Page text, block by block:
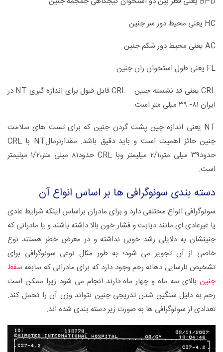
HC یعنی محیط دور سر جنین
AC یعنی محیط دور شکم جنین
FL یعنی طول استخوان ران جنین
CRL یعنی قد نشسته جنین – CRL قابل قبول برای اندازه گیری NT در
ایران ۸۱- ۳۹ میلی متر است.
NT یعنی اندازه چین پشت گردن جنین که برای تست های سلامت
جنین حائز اهمیت است و باید دقیق باشد. مقدارنرمالNT با CRL
حدود۳۹ میلی متر،۲/۱ میلیمتر وبا CRL حدود۸۱ میلی متر،۱/۲ میلیمتر
است.
دسته بندی سونوگرافی ها بر اساس انواع آن
سونوگرافی انواع مختلفی دارد و برای مادران براساس اینکه شرایط عادی
یا غیرعادی ای مانند دیابت و فشار خون بالا داشته باشند و یا مادرانی که
جنینشان به دلایلی رشد خوبی نداشته و در معرض خطر هستند نوع
خاصی از آن تجویز می شود؛ به طور مثال نوعی سونوگرافی برای
تشخیص نارسایی دهانه رحم وجود دارد که برای مادرانی که سابقه سقط
جنین بالای سه ماه و چهار ماه دارند انجام می شود زیرا ممکن است
رحم به دلیل سنگین شدن تدریجی جنین نتواند وزن آن را تحمل کند.
تعدادی از سونوگرافی ها به صورت زیر دسته بندی شده اند.